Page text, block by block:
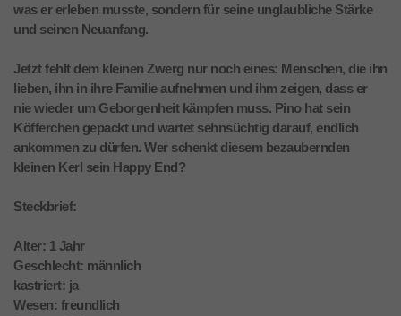
was er erleben musste, sondern für seine unglaubliche Stärke
und seinen Neuanfang.
Jetzt fehlt dem kleinen Zwerg nur noch eines: Menschen, die ihn
lieben, ihn in ihre Familie aufnehmen und ihm zeigen, dass er
nie wieder um Geborgenheit kämpfen muss. Pino hat sein
Köfferchen gepackt und wartet sehnsüchtig darauf, endlich
ankommen zu dürfen. Wer schenkt diesem bezaubernden
kleinen Kerl sein Happy End?
Steckbrief:
Alter: 1 Jahr
Geschlecht: männlich
kastriert: ja
Wesen: freundlich